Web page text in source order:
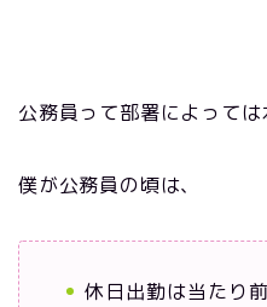
公務員って部署によっては
僕が公務員の頃は、
休日出勤は当たり前